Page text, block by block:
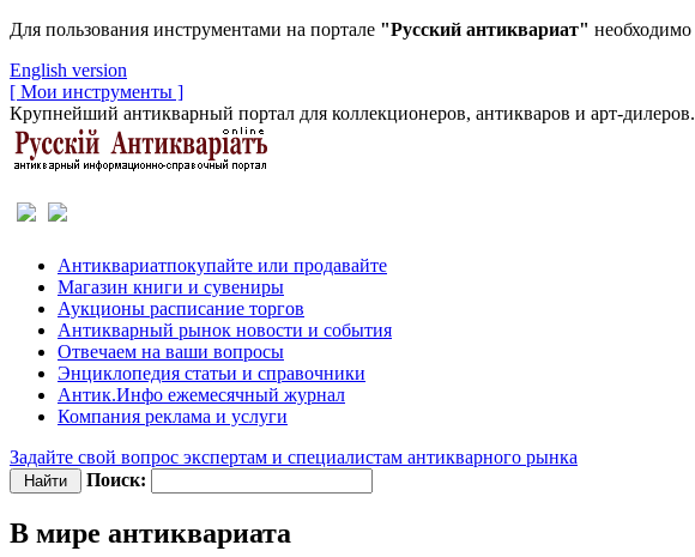
Для пользования инструментами на портале "Русский антиквариат" необходимо
English version
[ Мои инструменты ]
Крупнейший антикварный портал для коллекционеров, антикваров и арт-дилеров.
Антиквариатпокупайте или продавайте
Магазин книги и сувениры
Аукционы расписание торгов
Антикварный рынок новости и события
Отвечаем на ваши вопросы
Энциклопедия статьи и справочники
Антик.Инфо ежемесячный журнал
Компания реклама и услуги
Задайте свой вопрос экспертам и специалистам антикварного рынка
Поиск:
В мире антиквариата